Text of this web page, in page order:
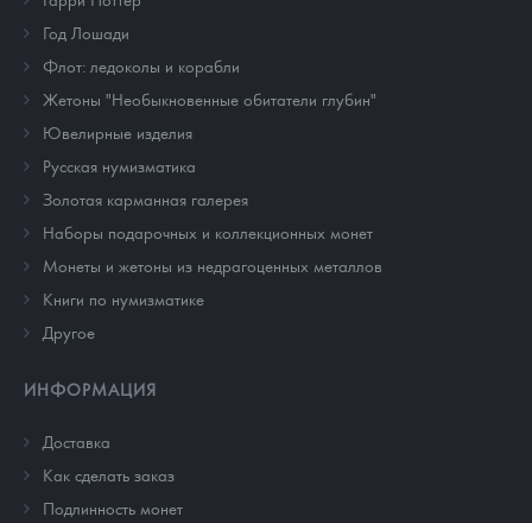
Год Лошади
Флот: ледоколы и корабли
Жетоны "Необыкновенные обитатели глубин"
Ювелирные изделия
Русская нумизматика
Золотая карманная галерея
Наборы подарочных и коллекционных монет
Монеты и жетоны из недрагоценных металлов
Книги по нумизматике
Другое
ИНФОРМАЦИЯ
Доставка
Как сделать заказ
Подлинность монет